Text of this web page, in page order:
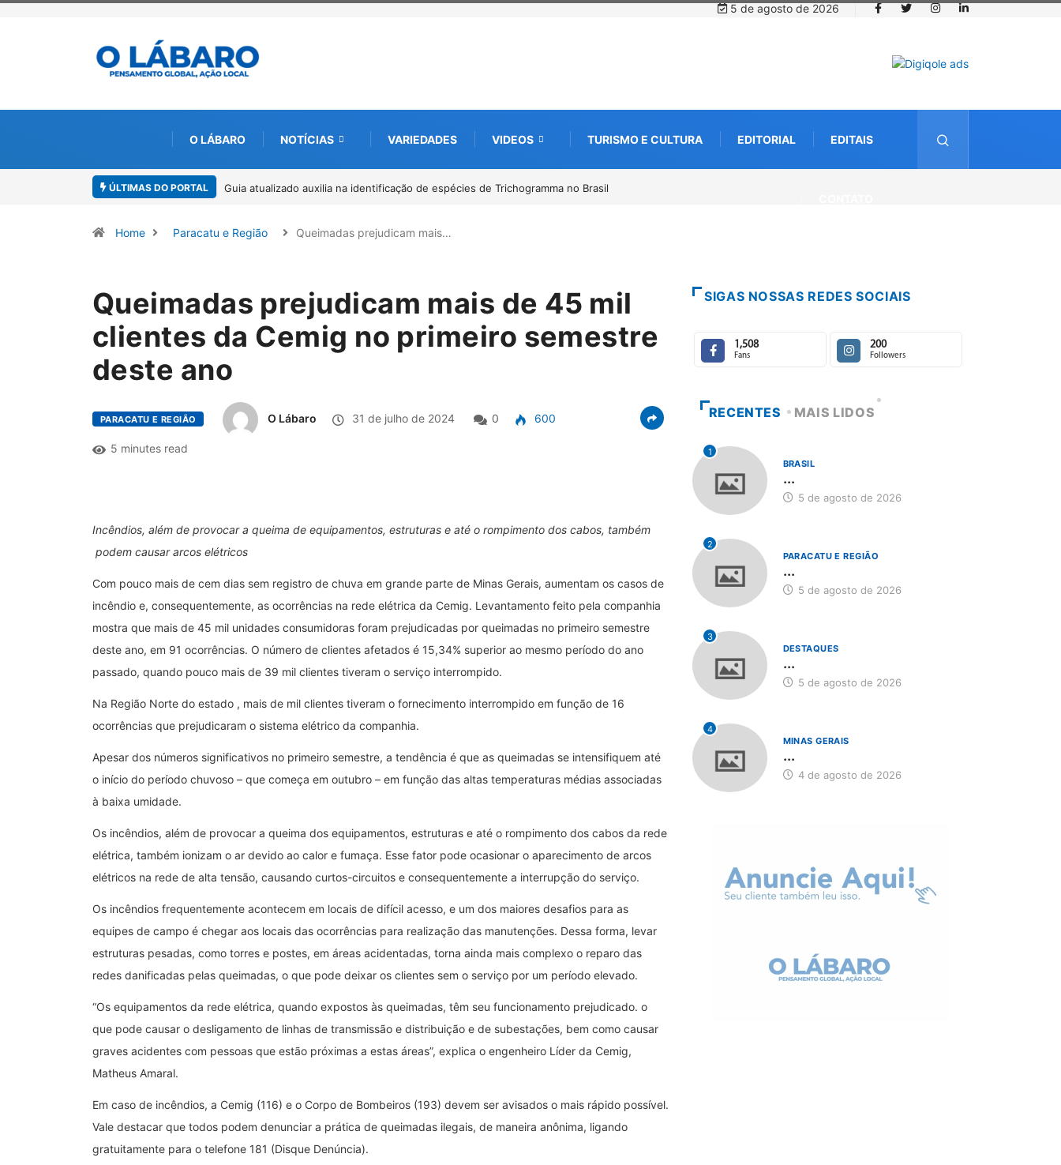
5 de agosto de 2026
O LÁBARO NOTÍCIAS VARIEDADES VIDEOS TURISMO E CULTURA EDITORIAL EDITAIS
ÚLTIMAS DO PORTAL
de espécies de Trichogramma no BrasilKinross inicia rastreamento digital de 10 mil mudas usadas na recuperação
Home Paracatu e Região Queimadas prejudicam mais…
Queimadas prejudicam mais de 45 mil
clientes da Cemig no primeiro semestre
deste ano
PARACATU E REGIÃO O Lábaro 31 de julho de 2024 0 600
5 minutes read
Incêndios, além de provocar a queima de equipamentos, estruturas e até o rompimento dos cabos, também
podem causar arcos elétricos
Com pouco mais de cem dias sem registro de chuva em grande parte de Minas Gerais, aumentam os casos de
incêndio e, consequentemente, as ocorrências na rede elétrica da Cemig. Levantamento feito pela companhia
mostra que mais de 45 mil unidades consumidoras foram prejudicadas por queimadas no primeiro semestre
deste ano, em 91 ocorrências. O número de clientes afetados é 15,34% superior ao mesmo período do ano
passado, quando pouco mais de 39 mil clientes tiveram o serviço interrompido.
Na Região Norte do estado , mais de mil clientes tiveram o fornecimento interrompido em função de 16
ocorrências que prejudicaram o sistema elétrico da companhia.
Apesar dos números significativos no primeiro semestre, a tendência é que as queimadas se intensifiquem até
o início do período chuvoso – que começa em outubro – em função das altas temperaturas médias associadas
à baixa umidade.
Os incêndios, além de provocar a queima dos equipamentos, estruturas e até o rompimento dos cabos da rede
elétrica, também ionizam o ar devido ao calor e fumaça. Esse fator pode ocasionar o aparecimento de arcos
elétricos na rede de alta tensão, causando curtos-circuitos e consequentemente a interrupção do serviço.
Os incêndios frequentemente acontecem em locais de difícil acesso, e um dos maiores desafios para as
equipes de campo é chegar aos locais das ocorrências para realização das manutenções. Dessa forma, levar
estruturas pesadas, como torres e postes, em áreas acidentadas, torna ainda mais complexo o reparo das
redes danificadas pelas queimadas, o que pode deixar os clientes sem o serviço por um período elevado.
“Os equipamentos da rede elétrica, quando expostos às queimadas, têm seu funcionamento prejudicado. o
que pode causar o desligamento de linhas de transmissão e distribuição e de subestações, bem como causar
graves acidentes com pessoas que estão próximas a estas áreas”, explica o engenheiro Líder da Cemig,
Matheus Amaral.
Em caso de incêndios, a Cemig (116) e o Corpo de Bombeiros (193) devem ser avisados o mais rápido possível.
Vale destacar que todos podem denunciar a prática de queimadas ilegais, de maneira anônima, ligando
gratuitamente para o telefone 181 (Disque Denúncia).
SIGAS NOSSAS REDES SOCIAIS
1,508
Fans
200
Followers
RECENTES MAIS LIDOS
1
BRASIL
...
5 de agosto de 2026
2
PARACATU E REGIÃO
...
5 de agosto de 2026
3
DESTAQUES
...
5 de agosto de 2026
4
MINAS GERAIS
...
4 de agosto de 2026